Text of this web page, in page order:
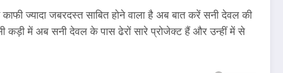
ज्यादा जबरदस्त साबित होने वाला है अब बात करें सनी देवल की
कड़ी में अब सनी देवल के पास ढेरों सारे प्रोजेक्ट हैं और उन्हीं में से